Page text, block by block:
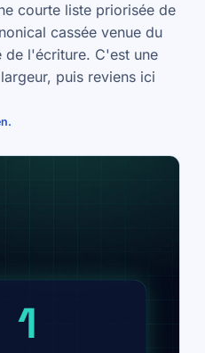
courte liste priorisée de
cassée venue du
de l'écriture. C'est une
puis reviens ici